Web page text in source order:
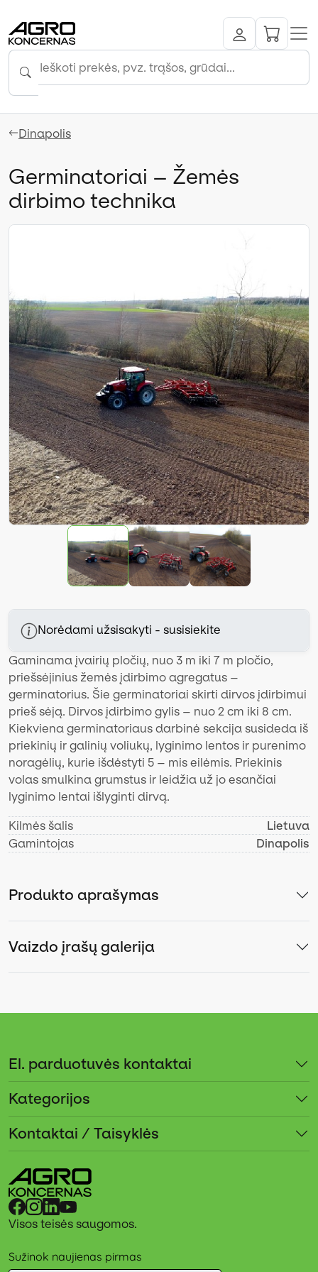
Dinapolis
Germinatoriai – Žemės
dirbimo technika
Norėdami užsisakyti - susisiekite
Gaminama įvairių pločių, nuo 3 m iki 7 m pločio,
priešsėjinius žemės įdirbimo agregatus –
germinatorius. Šie germinatoriai skirti dirvos įdirbimui
prieš sėją. Dirvos įdirbimo gylis – nuo 2 cm iki 8 cm.
Kiekviena germinatoriaus darbinė sekcija susideda iš
priekinių ir galinių voliukų, lyginimo lentos ir purenimo
noragėlių, kurie išdėstyti 5 – mis eilėmis. Priekinis
volas smulkina grumstus ir leidžia už jo esančiai
lyginimo lentai išlyginti dirvą.
Kilmės šalis
Lietuva
Gamintojas
Dinapolis
Produkto aprašymas
Vaizdo įrašų galerija
El. parduotuvės kontaktai
Kategorijos
Kontaktai / Taisyklės
Visos teisės saugomos.
Sužinok naujienas pirmas